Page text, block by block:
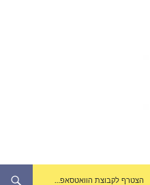
הצטרף לקבוצת הוואטסאפ…